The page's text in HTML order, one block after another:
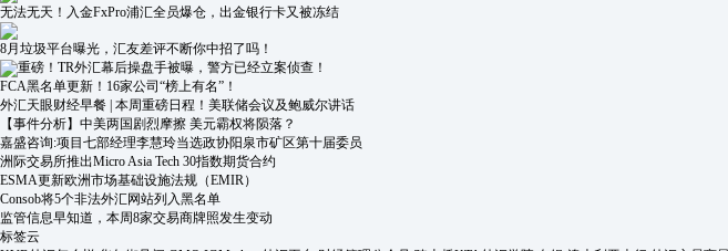
无法无天！入金FxPro浦汇全员爆仓，出金银行卡又被冻结
8月垃圾平台曝光，汇友差评不断你中招了吗！
重磅！TR外汇幕后操盘手被曝，警方已经立案侦查！
FCA黑名单更新！16家公司“榜上有名”！
外汇天眼财经早餐 | 本周重磅日程！美联储会议及鲍威尔讲话
【事件分析】中美两国剧烈摩擦 美元霸权将陨落？
嘉盛咨询:项目七部经理李慧玲当选政协阳泉市矿区第十届委员
洲际交易所推出Micro Asia Tech 30指数期货合约
ESMA更新欧洲市场基础设施法规（EMIR）
Consob将5个非法外汇网站列入黑名单
监管信息早知道，本周8家交易商牌照发生变动
标签云